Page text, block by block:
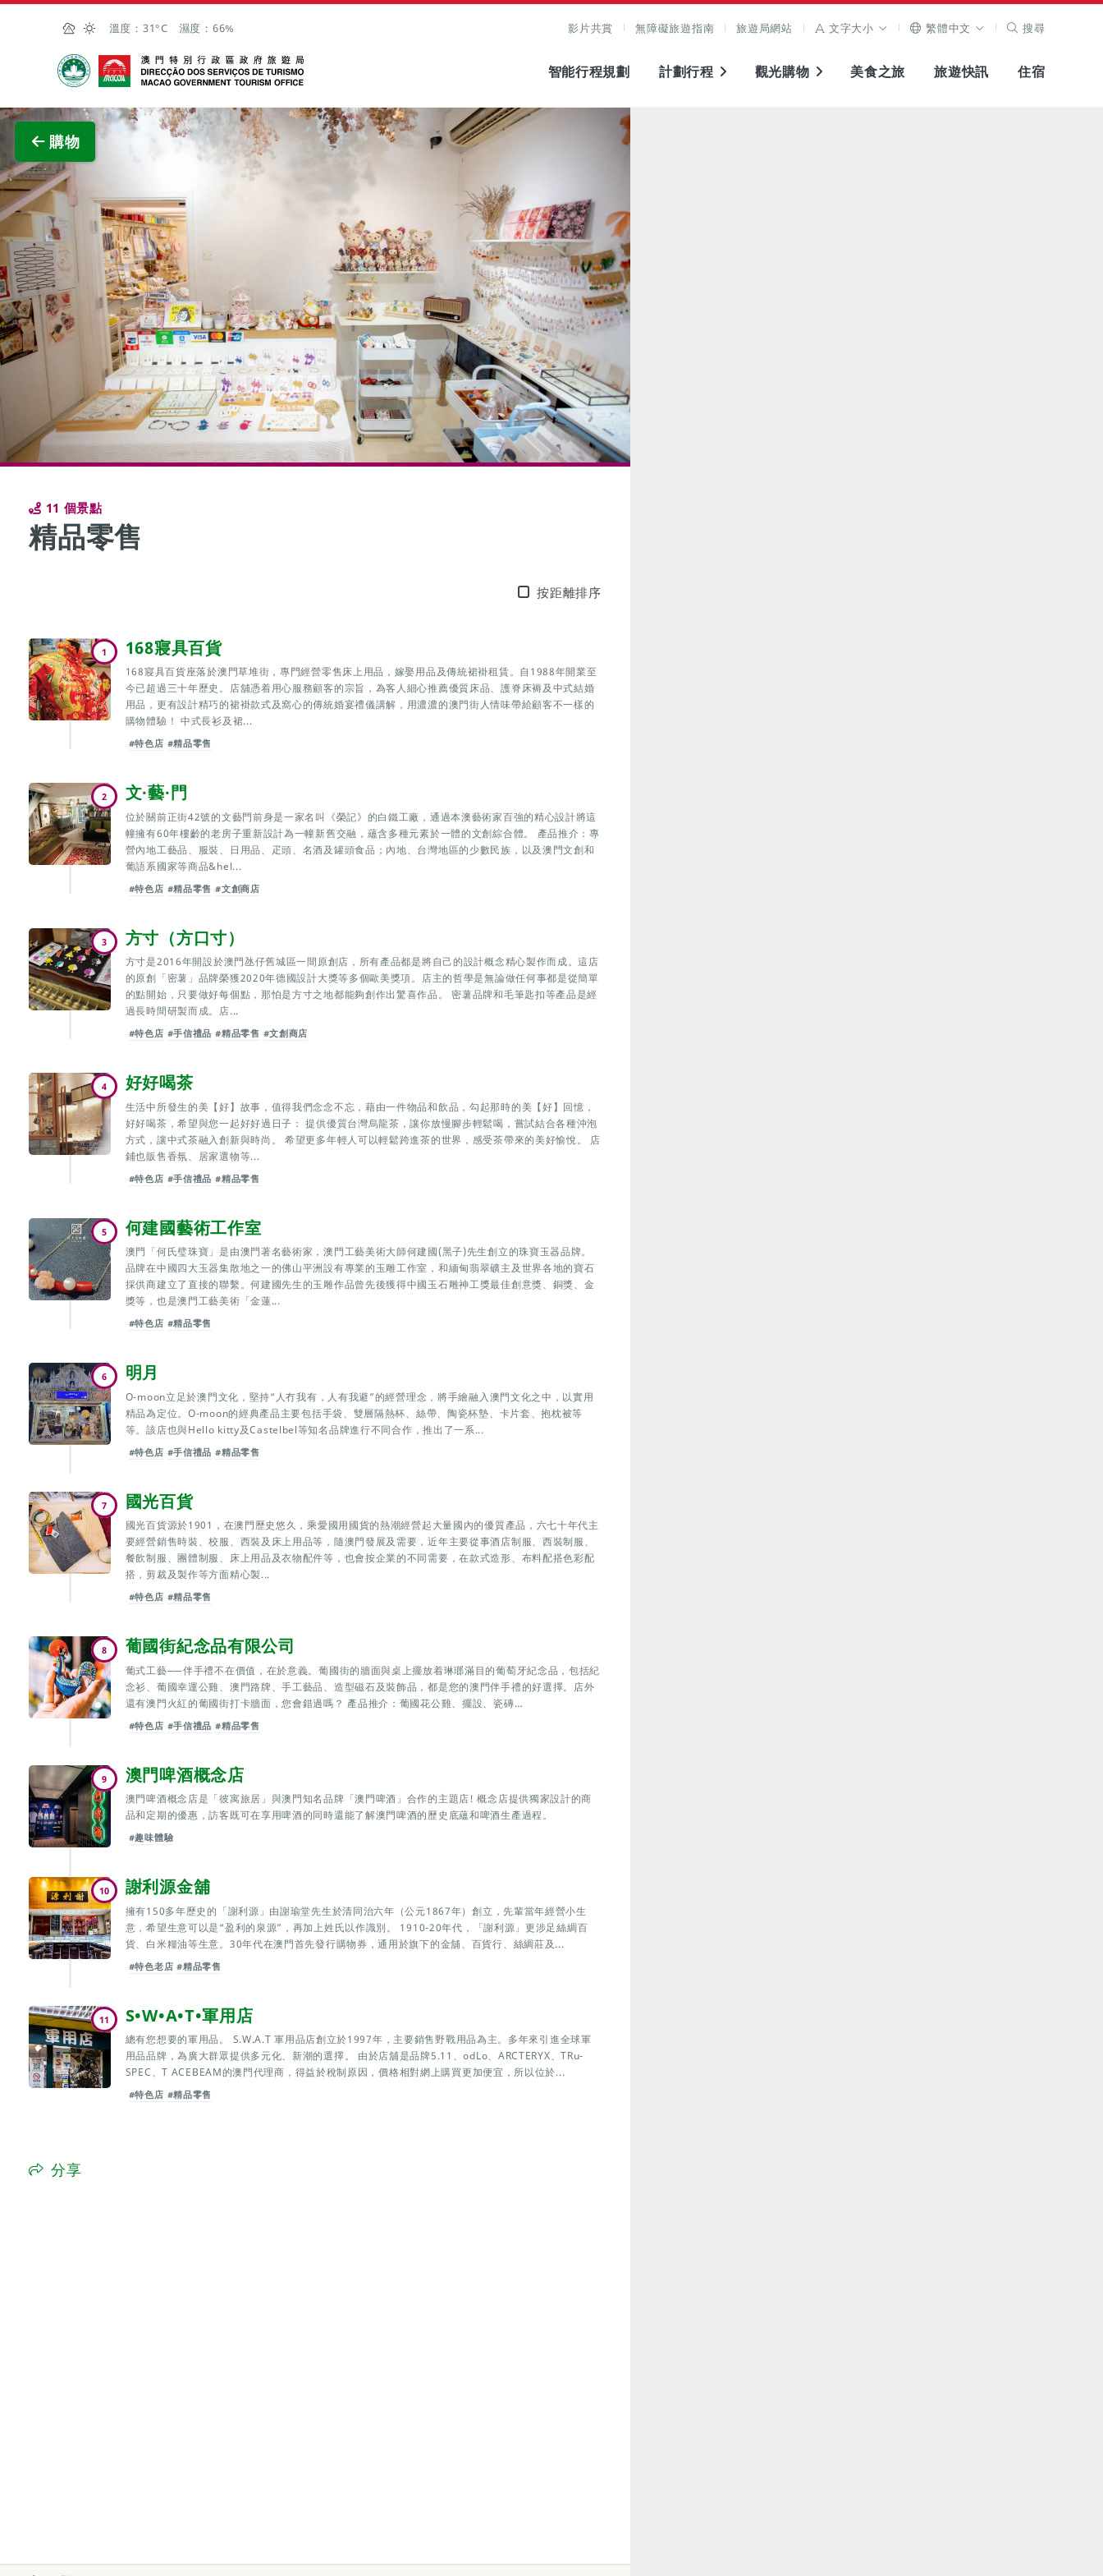
跳至主内容
溫度： 31°C 濕度： 66% 影片共賞 無障礙旅遊指南 旅遊局網站 文字大小 繁體中文 搜尋
澳門特別行政區政府旅遊局
智能行程規劃 計劃行程 觀光購物 美食之旅 旅遊快訊 住宿
購物
11 個景點
精品零售
按距離排序
1 168寢具百貨
168寢具百貨座落於澳門草堆街，專門經營零售床上用品，嫁娶用品及傳統裙褂租賃。自1988年開業至
今已超過三十年歷史。店舖憑着用心服務顧客的宗旨，為客人細心推薦優質床品、護脊床褥及中式結婚
用品，更有設計精巧的裙褂款式及窩心的傳統婚宴禮儀講解，用濃濃的澳門街人情味帶給顧客不一樣的
購物體驗！ 中式長衫及裙...
#特色店 #精品零售
2 文·藝·門
位於關前正街42號的文藝門前身是一家名叫《榮記》的白鐵工廠，通過本澳藝術家百強的精心設計將這
幢擁有60年樓齡的老房子重新設計為一幢新舊交融，蘊含多種元素於一體的文創綜合體。 產品推介：專
營內地工藝品、服裝、日用品、疋頭、名酒及罐頭食品；內地、台灣地區的少數民族，以及澳門文創和
葡語系國家等商品&hel...
#特色店 #精品零售 #文創商店
3 方寸（方口寸）
方寸是2016年開設於澳門氹仔舊城區一間原創店，所有產品都是將自己的設計概念精心製作而成。這店
的原創「密薯」品牌榮獲2020年德國設計大獎等多個歐美獎項。店主的哲學是無論做任何事都是從簡單
的點開始，只要做好每個點，那怕是方寸之地都能夠創作出驚喜作品。 密薯品牌和毛筆匙扣等產品是經
過長時間研製而成。店...
#特色店 #手信禮品 #精品零售 #文創商店
4 好好喝茶
生活中所發生的美【好】故事，值得我們念念不忘，藉由一件物品和飲品，勾起那時的美【好】回憶，
好好喝茶，希望與您一起好好過日子： 提供優質台灣烏龍茶，讓你放慢腳步輕鬆喝，嘗試結合各種沖泡
方式，讓中式茶融入創新與時尚。 希望更多年輕人可以輕鬆跨進茶的世界，感受茶帶來的美好愉悅。 店
鋪也販售香氛、居家選物等...
#特色店 #手信禮品 #精品零售
5 何建國藝術工作室
澳門「何氏璧珠寶」是由澳門著名藝術家，澳門工藝美術大師何建國(黑子)先生創立的珠寶玉器品牌。
品牌在中國四大玉器集散地之一的佛山平洲設有專業的玉雕工作室，和緬甸翡翠礦主及世界各地的寶石
採供商建立了直接的聯繫。何建國先生的玉雕作品曾先後獲得中國玉石雕神工獎最佳創意獎、銅獎、金
獎等，也是澳門工藝美術「金蓮...
#特色店 #精品零售
6 明月
O-moon立足於澳門文化，堅持“人冇我有，人有我避”的經營理念，將手繪融入澳門文化之中，以實用
精品為定位。O-moon的經典產品主要包括手袋、雙層隔熱杯、絲帶、陶瓷杯墊、卡片套、抱枕被等
等。該店也與Hello kitty及Castelbel等知名品牌進行不同合作，推出了一系...
#特色店 #手信禮品 #精品零售
7 國光百貨
國光百貨源於1901，在澳門歷史悠久，乘愛國用國貨的熱潮經營起大量國內的優質產品，六七十年代主
要經營銷售時裝、校服、西裝及床上用品等，隨澳門發展及需要，近年主要從事酒店制服、西裝制服、
餐飲制服、團體制服、床上用品及衣物配件等，也會按企業的不同需要，在款式造形、布料配搭色彩配
搭，剪裁及製作等方面精心製...
#特色店 #精品零售
8 葡國街紀念品有限公司
葡式工藝──伴手禮不在價值，在於意義。葡國街的牆面與桌上擺放着琳瑯滿目的葡萄牙紀念品，包括紀
念衫、葡國幸運公雞、澳門路牌、手工藝品、造型磁石及裝飾品，都是您的澳門伴手禮的好選擇。店外
還有澳門火紅的葡國街打卡牆面，您會錯過嗎？ 產品推介：葡國花公雞、擺設、瓷磚…
#特色店 #手信禮品 #精品零售
9 澳門啤酒概念店
澳門啤酒概念店是「彼寓旅居」與澳門知名品牌「澳門啤酒」合作的主題店! 概念店提供獨家設計的商
品和定期的優惠，訪客既可在享用啤酒的同時還能了解澳門啤酒的歷史底蘊和啤酒生產過程。
#趣味體驗
10 謝利源金舖
擁有150多年歷史的「謝利源」由謝瑜堂先生於清同治六年（公元1867年）創立，先輩當年經營小生
意，希望生意可以是“盈利的泉源”，再加上姓氏以作識別。 1910-20年代，「謝利源」更涉足絲綢百
貨、白米糧油等生意。30年代在澳門首先發行購物券，通用於旗下的金舖、百貨行、絲綢莊及...
#特色老店 #精品零售
11 S•W•A•T•軍用店
總有您想要的軍用品。 S.W.A.T 軍用品店創立於1997年，主要銷售野戰用品為主。多年來引進全球軍
用品品牌，為廣大群眾提供多元化、新潮的選擇。 由於店舖是品牌5.11、odLo、ARCTERYX、TRu-
SPEC、T ACEBEAM的澳門代理商，得益於稅制原因，價格相對網上購買更加便宜，所以位於...
#特色店 #精品零售
分享